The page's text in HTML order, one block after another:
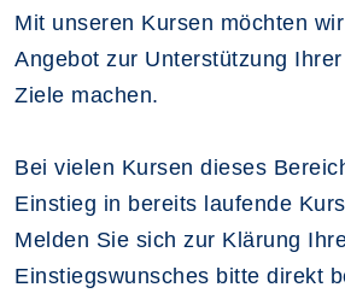
Mit unseren Kursen möchten
Angebot zur Unterstützung
Ziele machen.
Bei vielen Kursen dieses
Einstieg in bereits laufende
Melden Sie sich zur Klärung
Einstiegswunsches bitte direkt